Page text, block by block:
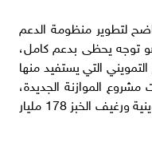
لتطوير منظومة الدعم
توجه يحظى بدعم كامل،
التي يستفيد منها
مشروع الموازنة الجديدة،
كما تتجاوز مخصصات دعم السلع التموينية ورغيف الخبز 178 مليار